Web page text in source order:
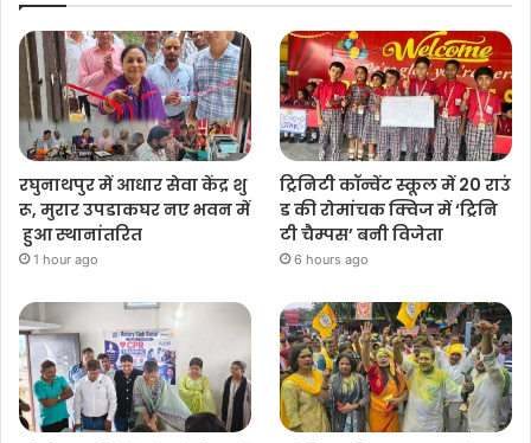
रघुनाथपुर में आधार सेवा केंद्र शु
रू, मुरार उपडाकघर नए भवन में
हुआ स्थानांतरित
1 hour ago
ट्रिनिटी कॉन्वेंट स्कूल में 20 राउं
ड की रोमांचक क्विज में ‘ट्रिनि
टी चैम्पस’ बनी विजेता
6 hours ago